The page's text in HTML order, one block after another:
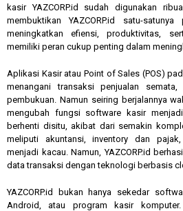
kasir YAZCORP.id sudah digunakan
membuktikan YAZCORP.id satu-
meningkatkan efiensi, produktivitas,
memiliki peran cukup penting dalam
Aplikasi Kasir atau Point of Sales (POS)
menangani transaksi penjualan
pembukuan. Namun seiring berjalannya
mengubah fungsi software kasir
berhenti disitu, akibat dari semakin
meliputi akuntansi, inventory dan
menjadi kacau. Namun, YAZCORP.id
data transaksi dengan teknologi berbasis
YAZCORP.id bukan hanya sekedar
Android, atau program kasir